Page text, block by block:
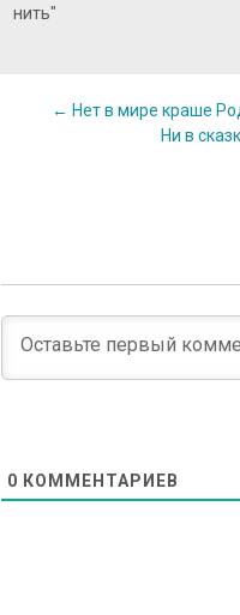
нить"
Post
← Нет в мире краше
Ни в
0 КОММЕНТАРИЕВ